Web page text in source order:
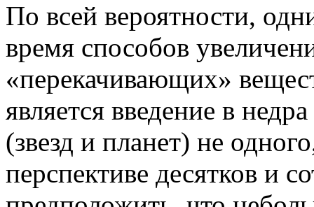
По всей вероятности,
время способов
«перекачивающих»
является введение в
(звезд и планет) не
перспективе десятков и